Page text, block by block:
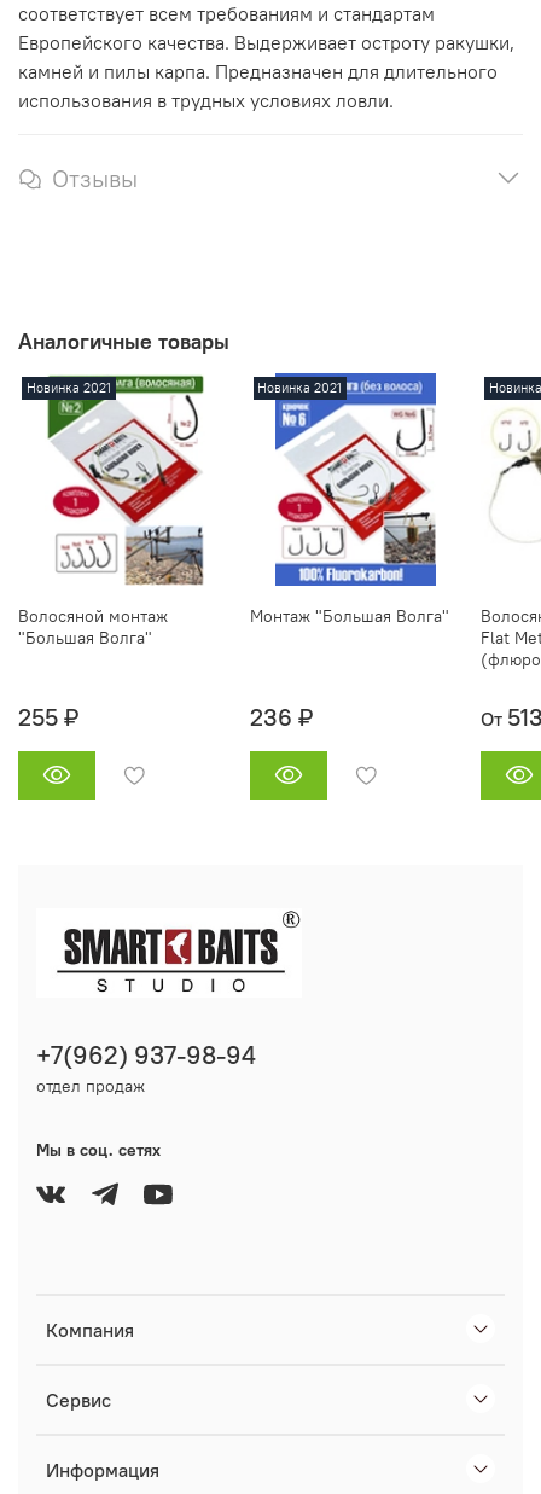
соответствует всем требованиям и стандартам
Европейского качества. Выдерживает остроту ракушки,
камней и пилы карпа. Предназначен для длительного
использования в трудных условиях ловли.
Отзывы
Аналогичные товары
Новинка 2021
Волосяной монтаж
"Большая Волга"
255 ₽
Новинка 2021
Монтаж "Большая Волга"
236 ₽
Flat
От
Компания
Сервис
Информация
+7(962) 937-98-94
отдел продаж
Мы в соц. сетях